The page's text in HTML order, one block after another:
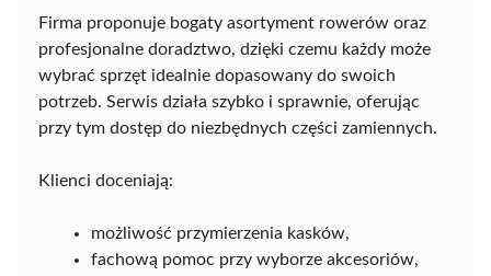
Firma proponuje bogaty asortyment rowerów oraz
profesjonalne doradztwo, dzięki czemu każdy może
wybrać sprzęt idealnie dopasowany do swoich
potrzeb. Serwis działa szybko i sprawnie, oferując
przy tym dostęp do niezbędnych części zamiennych.
Klienci doceniają:
możliwość przymierzenia kasków,
fachową pomoc przy wyborze akcesoriów,